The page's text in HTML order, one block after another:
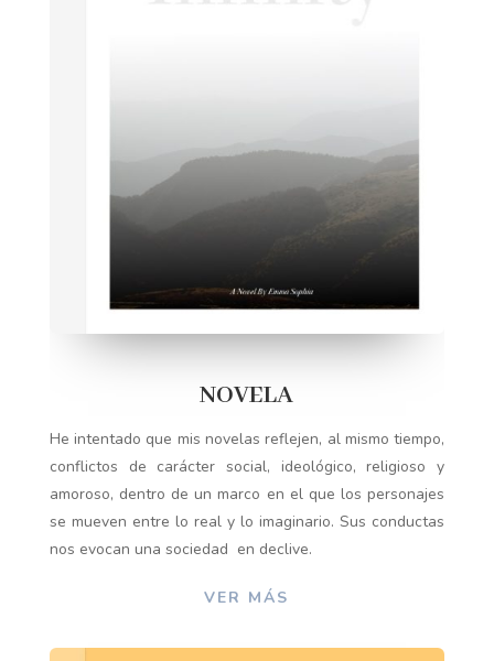
NOVELA
He intentado que mis novelas reflejen, al mismo tiempo,
conflictos de carácter social, ideológico, religioso y
amoroso, dentro de un marco en el que los personajes
se mueven entre lo real y lo imaginario.Sus conductas
nos evocan una sociedad en declive.
VER MÁS